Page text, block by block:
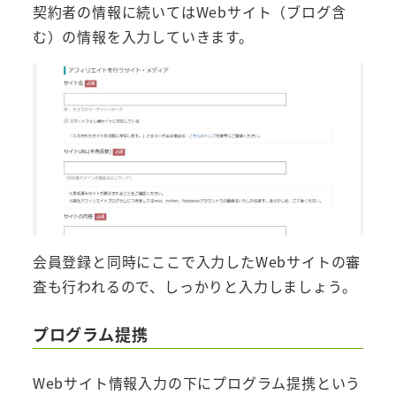
契約者の情報に続いてはWebサイト（ブログ含
む）の情報を入力していきます。
会員登録と同時にここで入力したWebサイトの審
査も行われるので、しっかりと入力しましょう。
プログラム提携
Webサイト情報入力の下にプログラム提携という